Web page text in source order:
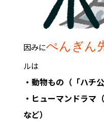
因みにぺんぎん
ルは
・動物もの（「ハチ
・ヒューマンドラマ
など）